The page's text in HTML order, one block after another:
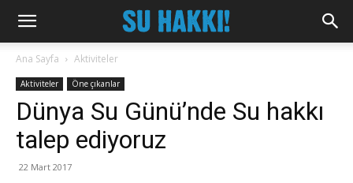
Ana Sayfa Aktiviteler
Aktiviteler Öne çıkanlar
Dünya Su Günü’nde Su hakkı
talep ediyoruz
22 Mart 2017